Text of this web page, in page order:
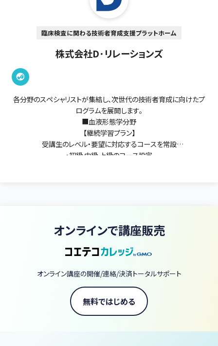
臨床検査に関わる技術者育成支援プラットホーム
株式会社D･リレーションズ
各分野のスペシャリストが集結し、次世代の技術者育成に向けたプ
ログラムを展開します。
■血液形態学分野
【継続学習プラン】
受講生のレベル・要望に対応するコースを常設
・初級.中級.上級のコース設定
ど、血液形態学以外の講座も企画開催予定です。
オンラインで講座販売
オンライン講座の開催/連絡/決済トータルサポート
無料ではじめる